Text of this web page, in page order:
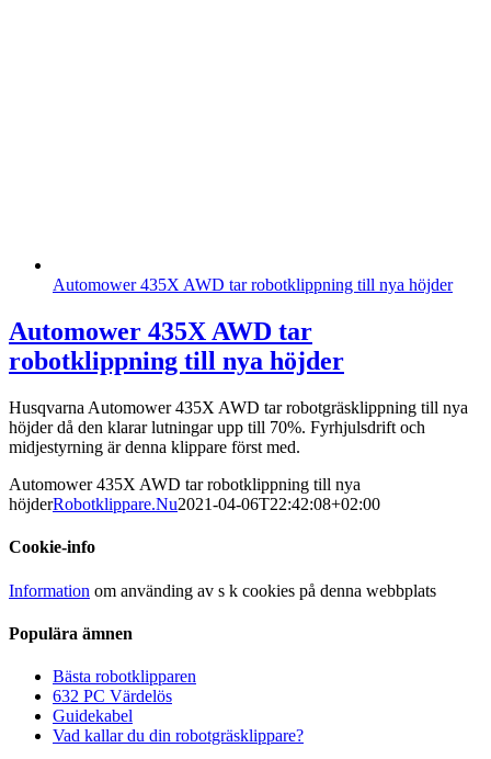
Automower 435X AWD tar robotklippning till nya höjder
Automower 435X AWD tar
robotklippning till nya höjder
Husqvarna Automower 435X AWD tar robotgräsklippning till nya
höjder då den klarar lutningar upp till 70%. Fyrhjulsdrift och
midjestyrning är denna klippare först med.
Automower 435X AWD tar robotklippning till nya
höjderRobotklippare.Nu2021-04-06T22:42:08+02:00
Cookie-info
Information om använding av s k cookies på denna webbplats
Populära ämnen
Bästa robotklipparen
632 PC Värdelös
Guidekabel
Vad kallar du din robotgräsklippare?